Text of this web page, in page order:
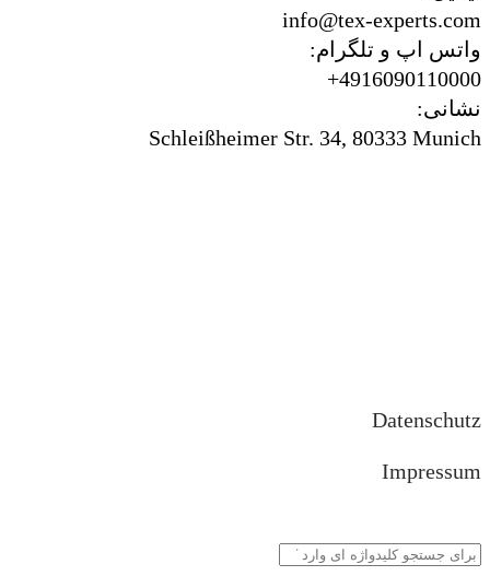
info@tex-experts.com
واتس اپ و تلگرام:
4916090110000+
نشانی:
Schleißheimer Str. 34, 80333 Munich
Datenschutz
Impressum